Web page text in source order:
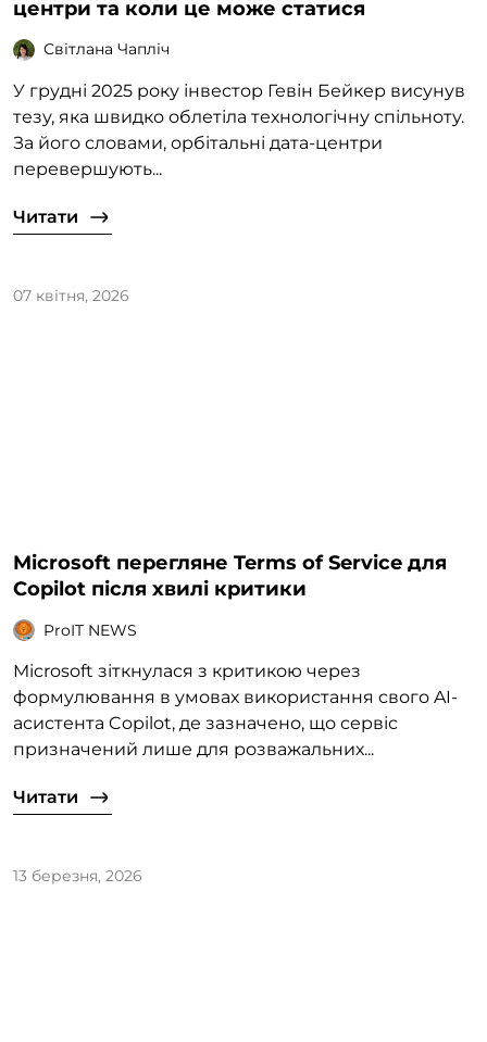
центри та коли це може статися
Світлана Чапліч
У грудні 2025 року інвестор Гевін Бейкер висунув
тезу, яка швидко облетіла технологічну спільноту.
За його словами, орбітальні дата-центри
перевершують...
Читати
07 квітня, 2026
Microsoft перегляне Terms of Service для
Copilot після хвилі критики
ProIT NEWS
Microsoft зіткнулася з критикою через
формулювання в умовах використання свого AI-
асистента Copilot, де зазначено, що сервіс
призначений лише для розважальних...
Читати
13 березня, 2026